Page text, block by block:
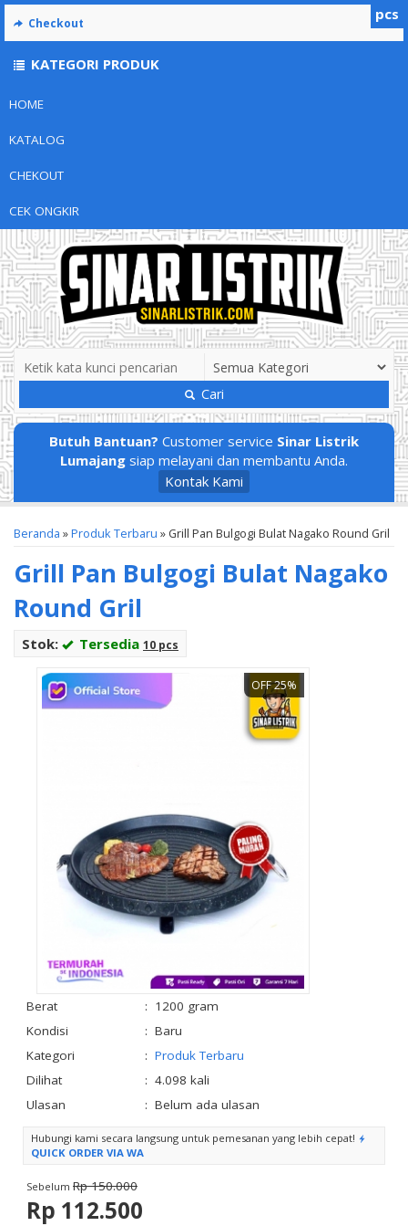
HOME
KATALOG
CHEKOUT
CEK ONGKIR
Cari
Butuh Bantuan? Customer service Sinar Listrik
Lumajang siap melayani dan membantu Anda.
Kontak Kami
Beranda »Produk Terbaru » Grill Pan Bulgogi Bulat Nagako Round Gril
Grill Pan Bulgogi Bulat Nagako
Round Gril
Stok: Tersedia 10 pcs
OFF 25%
Berat : 1200 gram
Kondisi
: Baru
Kategori
: Produk Terbaru
Dilihat
: 4.098 kali
Ulasan
: Belum ada ulasan
Hubungi kami secara langsung untuk pemesanan yang lebih cepat!
QUICK ORDER VIA WA
Sebelum Rp 150.000
Rp 112.500
pcs
Checkout
KATEGORI PRODUK